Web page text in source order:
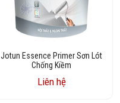
Jotun Essence Primer Sơn Lót
Chống Kiềm
Liên hệ